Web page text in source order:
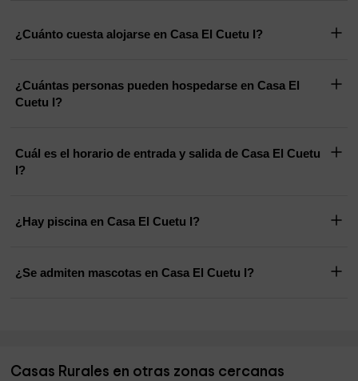
¿Cuánto cuesta alojarse en Casa El Cuetu I?
¿Cuántas personas pueden hospedarse en Casa El
Cuetu I?
Cuál es el horario de entrada y salida de Casa El Cuetu
I?
¿Hay piscina en Casa El Cuetu I?
¿Se admiten mascotas en Casa El Cuetu I?
Casas Rurales en otras zonas cercanas